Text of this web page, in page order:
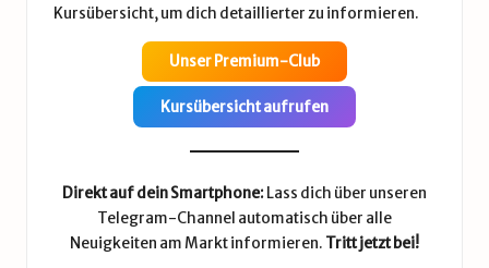
Kursübersicht, um dich detaillierter zu informieren.
Unser Premium-Club
Kursübersicht aufrufen
Direkt auf dein Smartphone: Lass dich über unseren
Telegram-Channel automatisch über alle
Neuigkeiten am Markt informieren. Tritt jetzt bei!